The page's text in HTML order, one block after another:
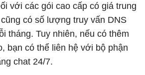
với các gói cao cấp có giá trung
có số lượng truy vấn DNS
tháng. Tuy nhiên, nếu có thêm
bạn có thể liên hệ với bộ phận
chat 24/7.